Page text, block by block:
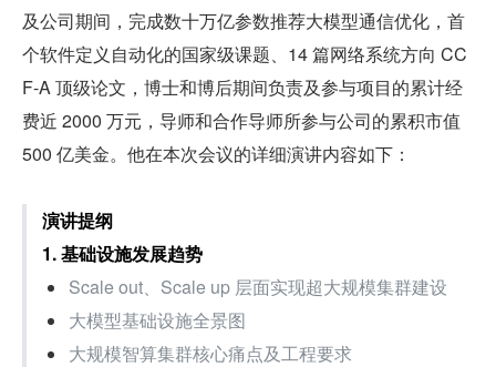
及公司期间，完成数十万亿参数推荐大模型通信优化，首
个软件定义自动化的国家级课题、14 篇网络系统方向 CC
F-A 顶级论文，博士和博后期间负责及参与项目的累计经
费近 2000 万元，导师和合作导师所参与公司的累积市值
500 亿美金。他在本次会议的详细演讲内容如下：
演讲提纲
1. 基础设施发展趋势
Scale out、Scale up 层面实现超大规模集群建设
大模型基础设施全景图
大规模智算集群核心痛点及工程要求